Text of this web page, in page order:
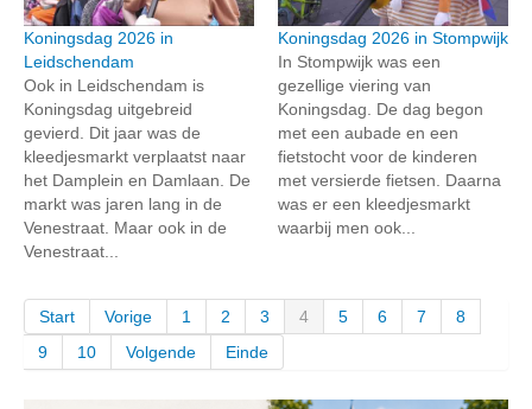
Koningsdag 2026 in
Leidschendam
Ook in Leidschendam is
Koningsdag uitgebreid
gevierd. Dit jaar was de
kleedjesmarkt verplaatst naar
het Damplein en Damlaan. De
markt was jaren lang in de
Venestraat. Maar ook in de
Venestraat...
Koningsdag 2026 in Stompwijk
In Stompwijk was een
gezellige viering van
Koningsdag. De dag begon
met een aubade en een
fietstocht voor de kinderen
met versierde fietsen. Daarna
was er een kleedjesmarkt
waarbij men ook...
Start Vorige 1 2 3 4 5 6 7
8
9
10 Volgende Einde